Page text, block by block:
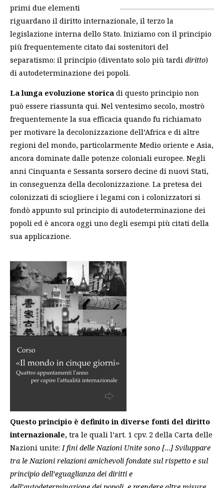
primi due elementi
riguardano il diritto internazionale, il terzo la
legislazione interna dello Stato. Iniziamo con il principio
più frequentemente citato dai sostenitori del
separatismo: il principio (diventato solo più tardi diritto)
di autodeterminazione dei popoli.
La lunga evoluzione storica di questo principio non
può essere riassunta qui. Nel ventesimo secolo, mostrò
frequentemente la sua efficacia quando fu richiamato
per motivare la decolonizzazione dell’Africa e di altre
regioni del mondo, particolarmente Medio oriente e Asia,
ancora dominate dalle potenze coloniali europee. Negli
anni Cinquanta e Sessanta sorsero decine di nuovi Stati,
in conseguenza della decolonizzazione. La pretesa dei
colonizzati di sciogliere i legami con i colonizzatori si
fondò appunto sul principio di autodeterminazione dei
popoli ed è ancora oggi uno degli esempi più citati della
sua applicazione.
Questo principio è definito in diverse fonti del diritto
internazionale, tra le quali l’art. 1 cpv. 2 della Carta delle
Nazioni unite:I fini delle Nazioni Unite sono […] Sviluppare
tra le Nazioni relazioni amichevoli fondate sul rispetto e sul
principio dell’eguaglianza dei diritti e